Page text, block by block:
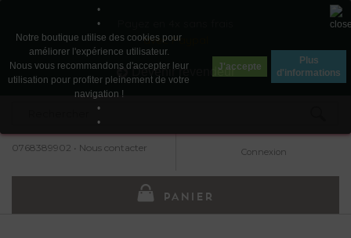
avec Paypal
Devenir revendeur
0768389902 • Nous contacter Connexion
PANIER
•
•
Notre boutique utilise des cookies pour
améliorer l'expérience utilisateur.
Nous vous recommandons d'accepter leur
utilisation pour profiter pleinement de votre
navigation !
•
•
J'accepte
Plus
d'informations